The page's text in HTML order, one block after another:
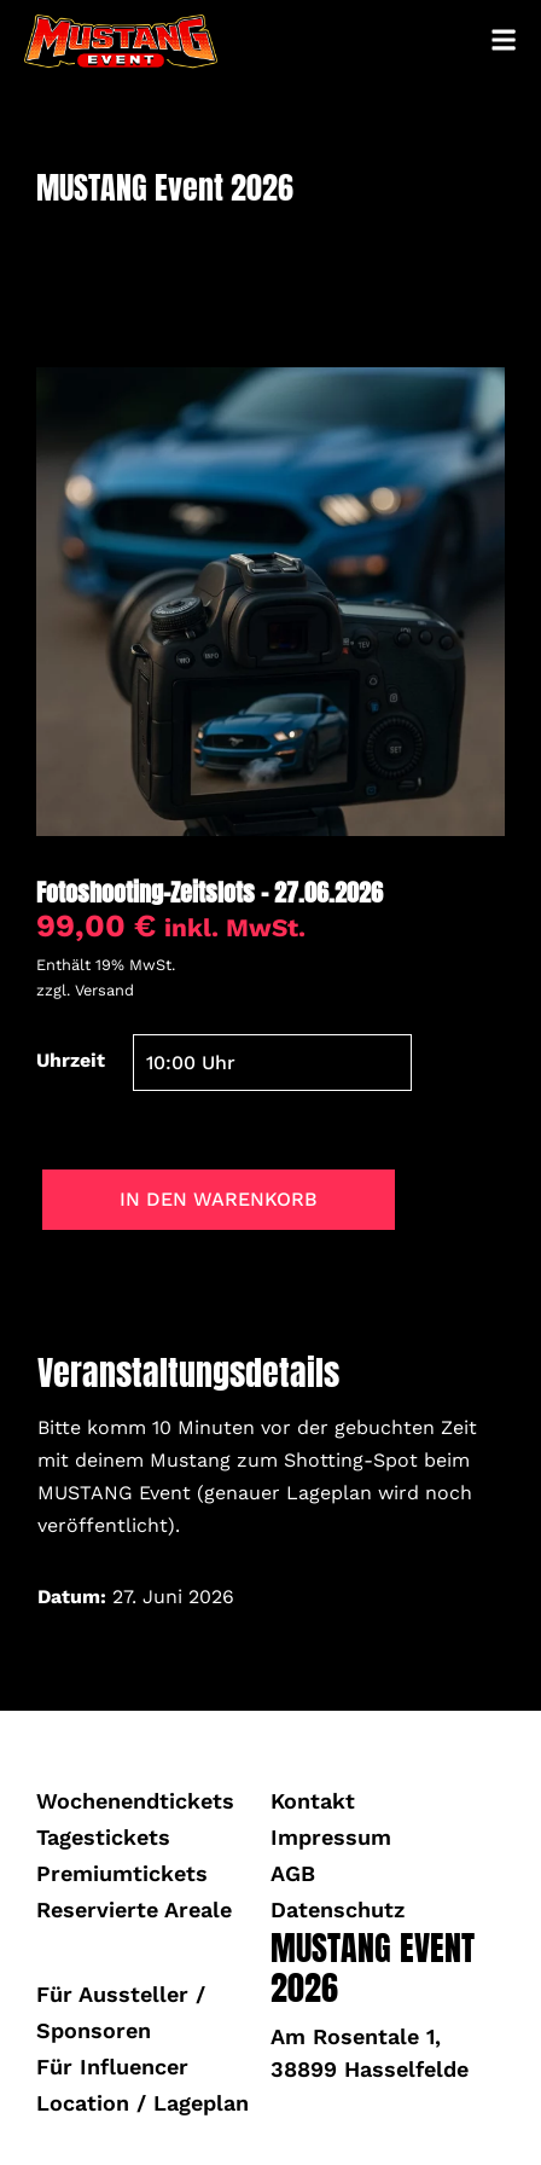
MUSTANG Event 2026
Fotoshooting-Zeitslots – 27.06.2026
99,00 € inkl. MwSt.
Enthält 19% MwSt.
zzgl. Versand
Uhrzeit
IN DEN WARENKORB
Veranstaltungsdetails
Bitte komm 10 Minuten vor der gebuchten Zeit
mit deinem Mustang zum Shotting-Spot beim
MUSTANG Event (genauer Lageplan wird noch
veröffentlicht).
Datum: 27. Juni 2026
Wochenendtickets
Tagestickets
Premiumtickets
Reservierte Areale
Kontakt
Impressum
AGB
Datenschutz
Für Aussteller /
Sponsoren
Für Influencer
Location / Lageplan
MUSTANG EVENT
2026
Am Rosentale 1,
38899 Hasselfelde